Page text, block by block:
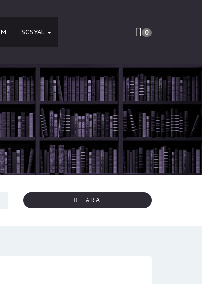
0
SOSYAL
ARA